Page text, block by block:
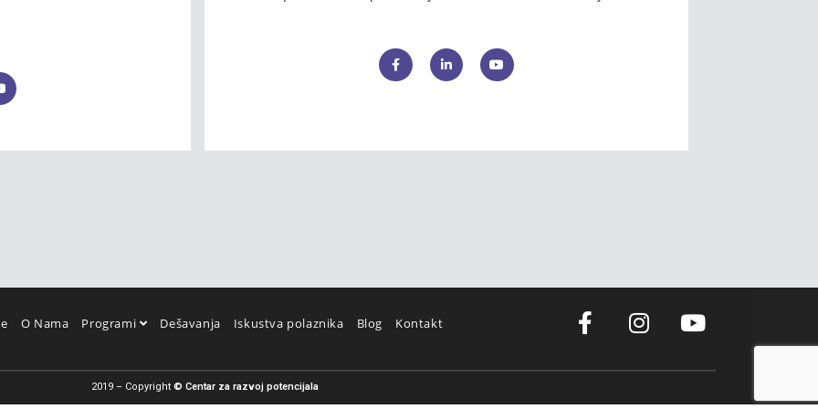
O Nama Programi Dešavanja Iskustva polaznika Blog Kontakt
2019 – Copyright © Centar za razvoj potencijala